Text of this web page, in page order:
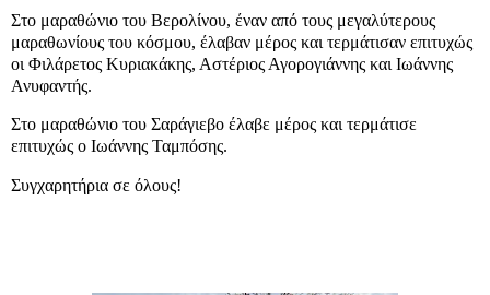
Στο μαραθώνιο του Βερολίνου, έναν από τους μεγαλύτερους
μαραθωνίους του κόσμου, έλαβαν μέρος και τερμάτισαν επιτυχώς
οι Φιλάρετος Κυριακάκης, Αστέριος Αγορογιάννης και Ιωάννης
Ανυφαντής.
Στο μαραθώνιο του Σαράγιεβο έλαβε μέρος και τερμάτισε
επιτυχώς ο Ιωάννης Ταμπόσης.
Συγχαρητήρια σε όλους!